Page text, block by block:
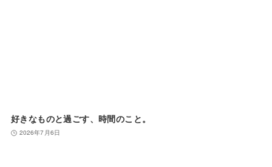
好きなものと過ごす、時間のこと。
2026年7月6日